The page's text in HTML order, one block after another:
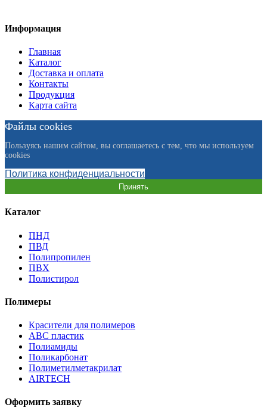
Информация
Главная
Каталог
Доставка и оплата
Контакты
Продукция
Карта сайта
Файлы cookies
Пользуясь нашим сайтом, вы соглашаетесь с тем, что мы используем
cookies
Политика конфиденциальности
Принять
Каталог
ПНД
ПВД
Полипропилен
ПВХ
Полистирол
Полимеры
Красители для полимеров
АВС пластик
Полиамиды
Поликарбонат
Полиметилметакрилат
AIRTECH
Оформить заявку